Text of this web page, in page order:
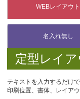
定型レイア
テキストを入力するだけ
印刷位置、書体、レイア